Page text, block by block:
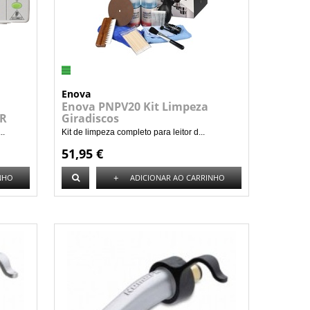
Enova
Enova PNPV20 Kit Limpeza
Giradiscos
Kit de limpeza completo para leitor d...
51,95 €
+ ADICIONAR AO CARRINHO